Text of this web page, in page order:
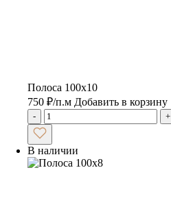
Полоса 100х10
750 ₽/п.м Добавить в корзину
- +
В наличии